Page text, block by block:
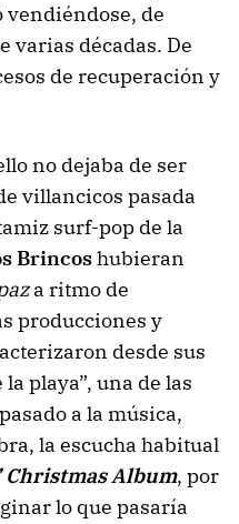
vendiéndose, de
varias décadas. De
de recuperación y
no dejaba de ser
villancicos pasada
surf-pop de la
Brincoshubieran
a ritmo de
producciones y
desde sus
playa”, una de las
a la música,
la escucha habitual
Christmas Album, por
lo que pasaría